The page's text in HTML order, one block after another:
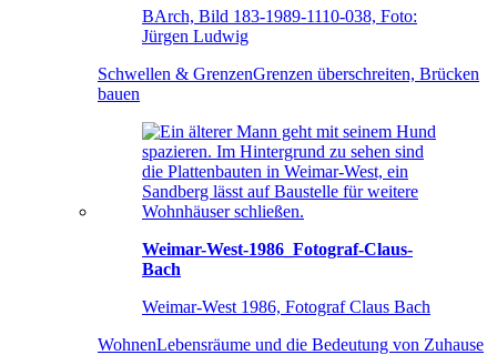
BArch, Bild 183-1989-1110-038, Foto:
Jürgen Ludwig
Schwellen & GrenzenGrenzen überschreiten, Brücken
bauen
Weimar-West-1986_Fotograf-Claus-
Bach
Weimar-West 1986, Fotograf Claus Bach
WohnenLebensräume und die Bedeutung von Zuhause